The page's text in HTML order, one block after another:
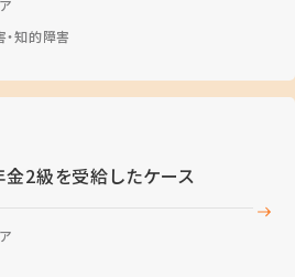
知的障害
2級を受給したケース